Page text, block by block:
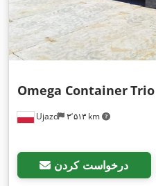
Ujazd ۳٬۵۱۳ km
Omega ContainerTrio
درخواست کردن